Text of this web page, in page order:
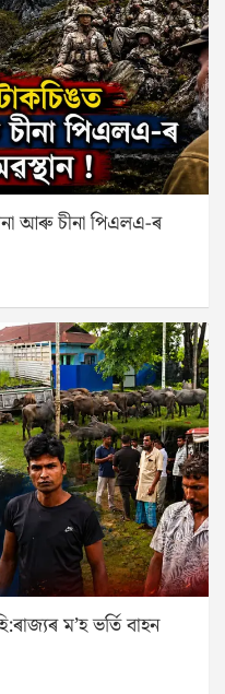
আৰু চীনা পিএলএ-ৰ
ম’হ ভৰ্তি বাহন